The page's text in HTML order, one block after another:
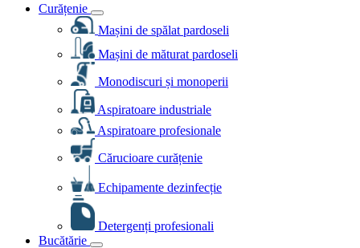
Curățenie
Mașini de spălat pardoseli
Mașini de măturat pardoseli
Monodiscuri și monoperii
Aspiratoare industriale
Aspiratoare profesionale
Cărucioare curățenie
Echipamente dezinfecție
Detergenți profesionali
Bucătărie